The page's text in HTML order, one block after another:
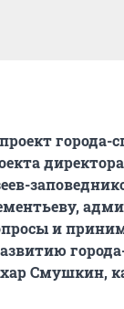
города-
и
Смушкин,